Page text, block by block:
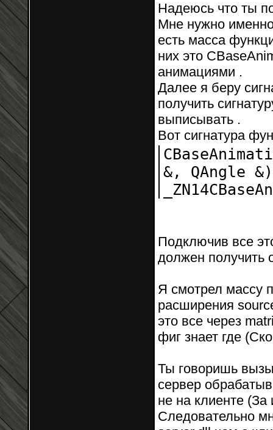
Надеюсь что ты
Мне нужно
есть масса
них это
анимациями .
Далее я беру
получить
выписывать .
Вот сигнатура
&, QAngle &)
Подключив все
должен получить
Я смотрел массу
расширения
это все через
фиг знает где
Ты говоришь
сервер
не на клиенте (За
Следовательно